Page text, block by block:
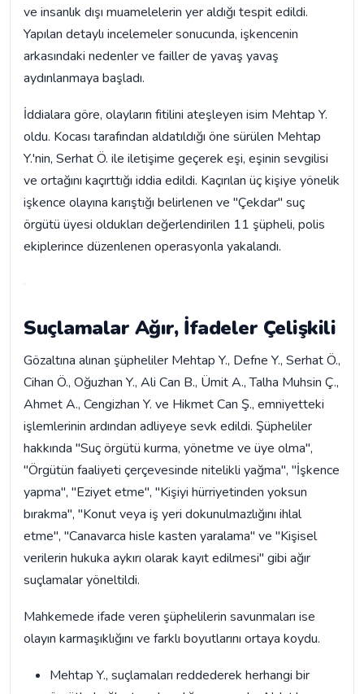
ve insanlık dışı muamelelerin yer aldığı tespit edildi.
Yapılan detaylı incelemeler sonucunda, işkencenin
arkasındaki nedenler ve failler de yavaş yavaş
aydınlanmaya başladı.
İddialara göre, olayların fitilini ateşleyen isim Mehtap Y.
oldu. Kocası tarafından aldatıldığı öne sürülen Mehtap
Y.'nin, Serhat Ö. ile iletişime geçerek eşi, eşinin sevgilisi
ve ortağını kaçırttığı iddia edildi. Kaçırılan üç kişiye yönelik
işkence olayına karıştığı belirlenen ve "Çekdar" suç
örgütü üyesi oldukları değerlendirilen 11 şüpheli, polis
ekiplerince düzenlenen operasyonla yakalandı.
Suçlamalar Ağır, İfadeler Çelişkili
Gözaltına alınan şüpheliler Mehtap Y., Defne Y., Serhat Ö.,
Cihan Ö., Oğuzhan Y., Ali Can B., Ümit A., Talha Muhsin Ç.,
Ahmet A., Cengizhan Y. ve Hikmet Can Ş., emniyetteki
işlemlerinin ardından adliyeye sevk edildi. Şüpheliler
hakkında "Suç örgütü kurma, yönetme ve üye olma",
"Örgütün faaliyeti çerçevesinde nitelikli yağma", "İşkence
yapma", "Eziyet etme", "Kişiyi hürriyetinden yoksun
bırakma", "Konut veya iş yeri dokunulmazlığını ihlal
etme", "Canavarca hisle kasten yaralama" ve "Kişisel
verilerin hukuka aykırı olarak kayıt edilmesi" gibi ağır
suçlamalar yöneltildi.
Mahkemede ifade veren şüphelilerin savunmaları ise
olayın karmaşıklığını ve farklı boyutlarını ortaya koydu.
Mehtap Y., suçlamaları reddederek herhangi bir